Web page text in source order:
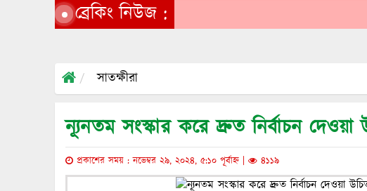
ব্রেকিং নিউজ :
সাতক্ষীরা
ন্যূনতম সংস্কার করে দ্রুত নির্বাচন
প্রকাশের সময় : নভেম্বর ২৯, ২০২৪, ৫:১০ পূর্বাহ্ন | ৪১১৯